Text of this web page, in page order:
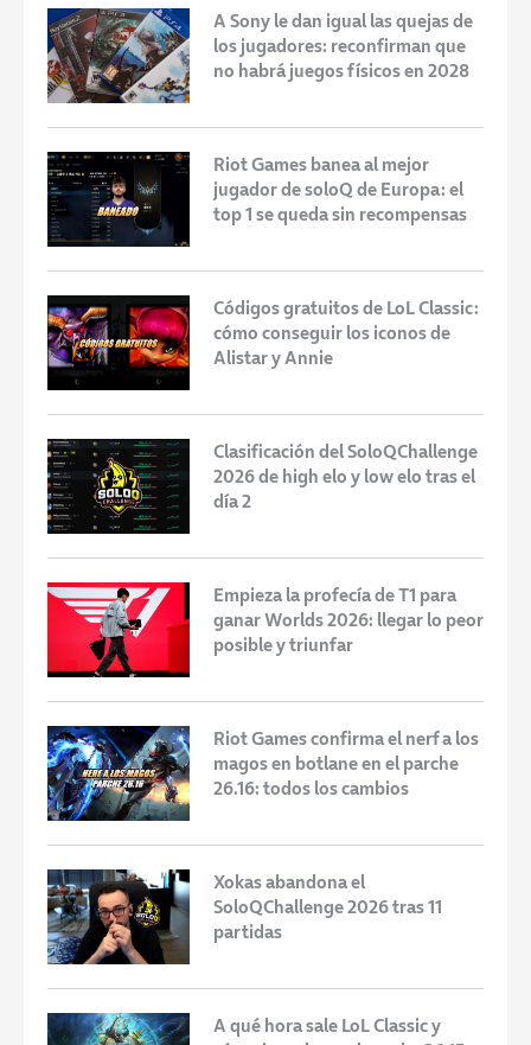
A Sony le dan igual las quejas de
los jugadores: reconfirman que
no habrá juegos físicos en 2028
Riot Games banea al mejor
jugador de soloQ de Europa: el
top 1 se queda sin recompensas
Códigos gratuitos de LoL Classic:
cómo conseguir los iconos de
Alistar y Annie
Clasificación del SoloQChallenge
2026 de high elo y low elo tras el
día 2
Empieza la profecía de T1 para
ganar Worlds 2026: llegar lo peor
posible y triunfar
Riot Games confirma el nerf a los
magos en botlane en el parche
26.16: todos los cambios
Xokas abandona el
SoloQChallenge 2026 tras 11
partidas
A qué hora sale LoL Classic y